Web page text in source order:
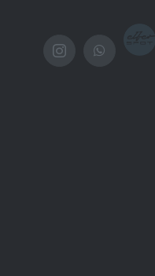
InstagramWhatsApp